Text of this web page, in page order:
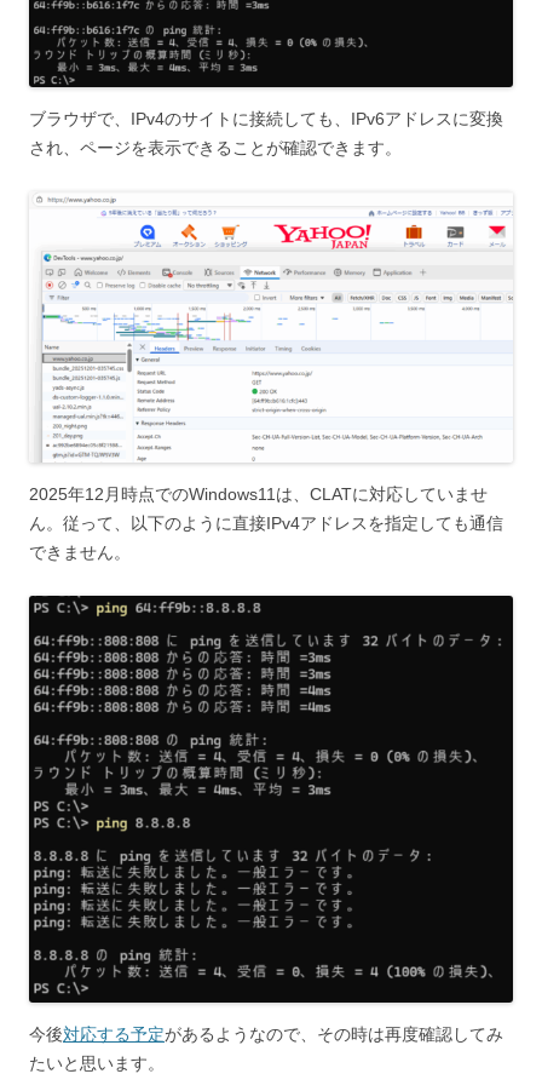
ブラウザで、IPv4のサイトに接続しても、IPv6アドレスに変換
され、ページを表示できることが確認できます。
2025年12月時点でのWindows11は、CLATに対応していませ
ん。従って、以下のように直接IPv4アドレスを指定しても通信
できません。
今後対応する予定があるようなので、その時は再度確認してみ
たいと思います。